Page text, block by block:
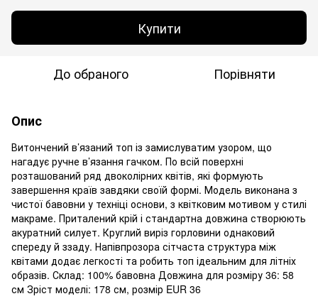
Купити
До обраного Порівняти
Опис
Витончений в’язаний топ із замислуватим узором, що
нагадує ручне в’язання гачком. По всій поверхні
розташований ряд двоколірних квітів, які формують
завершення країв завдяки своїй формі. Модель виконана з
чистої бавовни у техніці основи, з квітковим мотивом у стилі
макраме. Приталений крій і стандартна довжина створюють
акуратний силует. Круглий виріз горловини однаковий
спереду й ззаду. Напівпрозора сітчаста структура між
квітами додає легкості та робить топ ідеальним для літніх
образів. Склад: 100% бавовна Довжина для розміру 36: 58
см Зріст моделі: 178 см, розмір EUR 36